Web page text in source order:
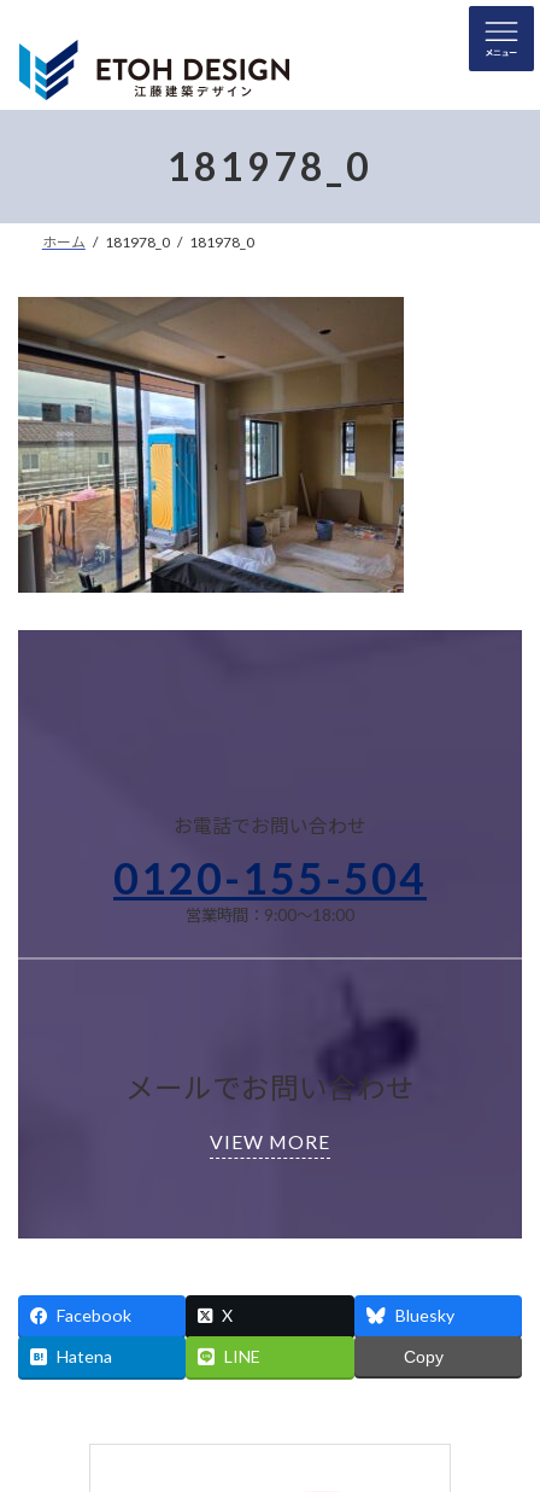
181978_0
ホーム 181978_0 181978_0
お電話でお問い合わせ
0120-155-504
営業時間：9:00～18:00
メールでお問い合わせ
VIEW MORE
Facebook X
Bluesky
Hatena
LINE Copy